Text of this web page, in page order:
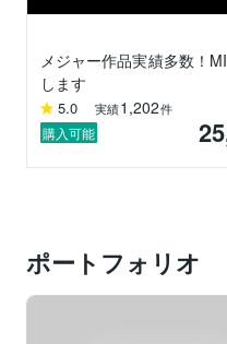
・SENNHEISER /
・SENNHEISER /
・SENNHEISER /
・SONY / MDR-
・SONY / MDR-7506
・ULTRASONE /
・SONY / WF-1000XM6
・SONY / MDR-EX800ST
・RHA / T20
メジャー作品実績多数！
します
5.0 実績1,202件
購入可能
ポートフォリオ